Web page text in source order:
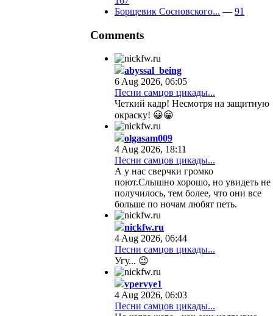
Борщевик Сосновского... — 91
Comments
abyssal_being
6 Aug 2026, 06:05
Песни самцов цикады...
Четкий кадр! Несмотря на защитную
окраску! 😀😀
olgasam009
4 Aug 2026, 18:11
Песни самцов цикады...
А у нас сверчки громко
поют.Слышно хорошо, но увидеть не
получилось, тем более, что они все
больше по ночам любят петь.
nickfw.ru
4 Aug 2026, 06:44
Песни самцов цикады...
Угу... 😉
vpervye1
4 Aug 2026, 06:03
Песни самцов цикады...